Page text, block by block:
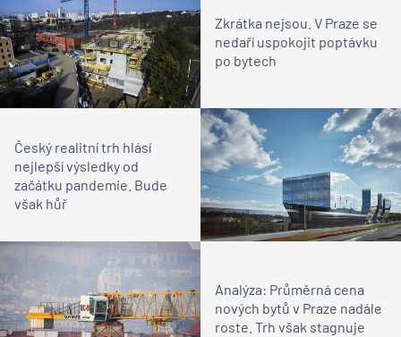
Zkrátka nejsou. V Praze se
nedaří uspokojit poptávku
po bytech
Český realitní trh hlásí
nejlepší výsledky od
začátku pandemie. Bude
však hůř
Analýza: Průměrná cena
nových bytů v Praze nadále
roste. Trh však stagnuje